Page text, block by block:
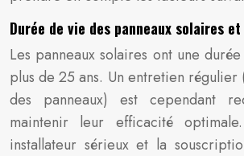
Durée de vie des panneaux solaires
Les panneaux solaires ont une
plus de 25 ans. Un entretien régulier
des panneaux) est cependant
maintenir leur efficacité
installateur sérieux et la